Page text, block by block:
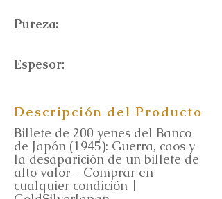
Pureza:
Espesor:
Descripción del Producto
Billete de 200 yenes del Banco
de Japón (1945): Guerra, caos y
la desaparición de un billete de
alto valor - Comprar en
cualquier condición |